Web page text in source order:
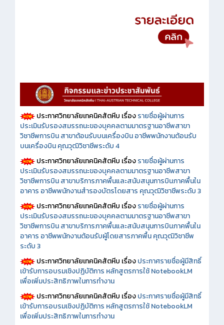
ประกาศวิทยาลัยเทคนิคสัตหีบ เรื่องรายชื่อผู้ผ่านการ
ประเมินรับรองสมรรถนะของบุคคลตามมาตรฐานอาชีพสาขา
วิชาชีพการบิน สาขาต้อนรับบนเครื่องบิน อาชีพพนักงานต้อนรับ
บนเครื่องบิน คุณวุฒิวิชาชีพระดับ 4
ประกาศวิทยาลัยเทคนิคสัตหีบ เรื่องรายชื่อผู้ผ่านการ
ประเมินรับรองสมรรถนะของบุคคลตามมาตรฐานอาชีพสาขา
วิชาชีพการบิน สาขาบริการภาคพื้นและสนับสนุนการบินภาคพื้นใน
อาคาร อาชีพพนักงานสำรองบัตรโดยสาร คุณวุฒิวิชาชีพระดับ 3
ประกาศวิทยาลัยเทคนิคสัตหีบ เรื่องรายชื่อผู้ผ่านการ
ประเมินรับรองสมรรถนะของบุคคลตามมาตรฐานอาชีพสาขา
วิชาชีพการบิน สาขาบริการภาคพื้นและสนับสนุนการบินภาคพื้นใน
อาคาร อาชีพพนักงานต้อนรับผู้โดยสารภาคพื้น คุณวุฒิวิชาชีพ
ระดับ 3
ประกาศวิทยาลัยเทคนิคสัตหีบ เรื่องประกาศรายชื่อผู้มีสิทธิ์
เข้ารับการอบรมเชิงปฏิบัติการ หลักสูตรการใช้ NotebookLM
เพื่อเพิ่มประสิทธิภาพในการทำงาน
ประกาศวิทยาลัยเทคนิคสัตหีบ เรื่องประกาศรายชื่อผู้มีสิทธิ์
เข้ารับการอบรมเชิงปฏิบัติการ หลักสูตรการใช้ NotebookLM
เพื่อเพิ่มประสิทธิภาพในการทำงาน